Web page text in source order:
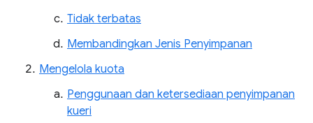
Tidak terbatas
Membandingkan Jenis Penyimpanan
Mengelola kuota
Penggunaan dan ketersediaan penyimpanan
kueri